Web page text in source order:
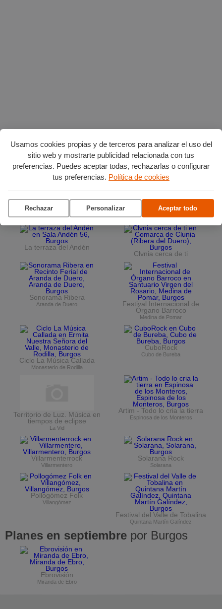
Usamos cookies propias y de terceros para analizar el uso del
sitio web y mostrarte publicidad relacionada con tus
preferencias. Puedes aceptar todas, rechazarlas o configurar
tus preferencias. Política de cookies
Rechazar Personalizar Aceptar todo
Planes en agostopor Burgos
Ciclo de conciertos en el
Museo del Retablo
La terraza del Andén
Clvnia cerca de ti
Sonorama Ribera
Aranda de Duero
Festival Internacional de
Órgano Barroco
Medina de Pomar
Ciclo La Música Callada
Monasterio de Rodilla
CuboRock
Cubo de Bureba
Territorio de Luz. Música en
tiempos de eclipse
La Vid
Artim - Todo lo cria la tierra
Espinosa de los Monteros
Villarmenterrock
Villarmentero
Solarana Rock
Solarana
Pollogómez Folk
Villangómez
Festival del Valle de Tobalina
Quintana Martín Galíndez
Planes en septiembre por Burgos
Ebrovisión
Miranda de Ebro